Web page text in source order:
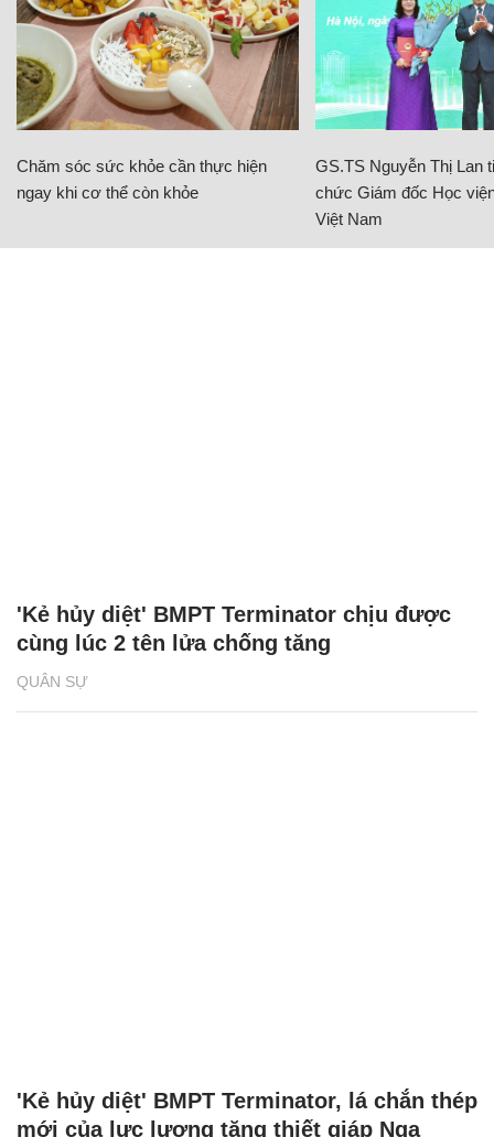
Chăm sóc sức khỏe cần thực hiện
ngay khi cơ thể còn khỏe
GS.TS Nguyễn Thị Lan
chức Giám đốc Học
Việt Nam
QUÂN SỰ
'Kẻ hủy diệt' BMPT Terminator chịu được
cùng lúc 2 tên lửa chống tăng
'Kẻ hủy diệt' BMPT Terminator, lá chắn thép
mới của lực lượng tăng thiết giáp Nga